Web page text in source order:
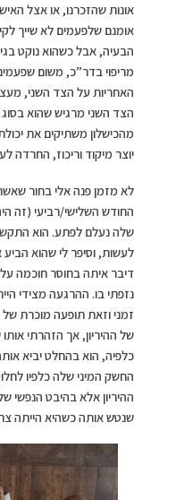
אונות שהזכרנו, או אצל
אומנם שלפעמים לא שייך
הבעיה, אבל כשהוא נוקט
מריפוי בדר”כ, משום
האחריות על הצד השני,
הצד השני מרגיש שהוא
מהכישלון משתיקים את
יוצר מיקוד וריכוז,
לא מזמן פנה אלי בחור
החודש השלישי/רביעי (זה
שלה נעלם לפתע. הוא
לעשות, וסיפר לי שהוא
דיבר איתה בחוסר חוכמה
נזפתי בו. ההרגעה מצידי
זמני וזאת תופעה מוכרת
של ההיריון, אך הזהרתי
כלפיה, הוא בהחלט יביא
החשק המיני שלה כלפיו
ההיריון אלא בהיבט הנפשי
שנטש אותה כשהיא הייתה